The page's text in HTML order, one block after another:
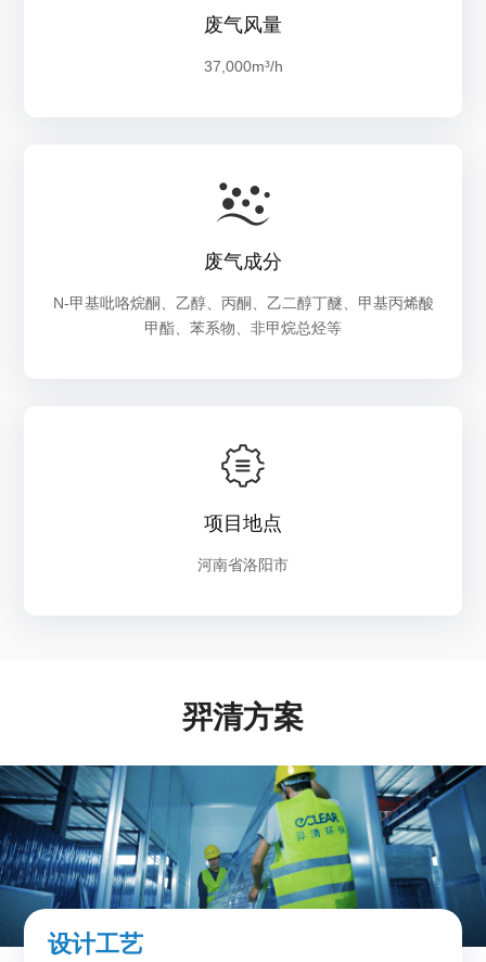
废气风量
37,000m³/h
废气成分
N-甲基吡咯烷酮、乙醇、丙酮、乙二醇丁醚、甲基丙烯酸
甲酯、苯系物、非甲烷总烃等
项目地点
河南省洛阳市
羿清方案
设计工艺